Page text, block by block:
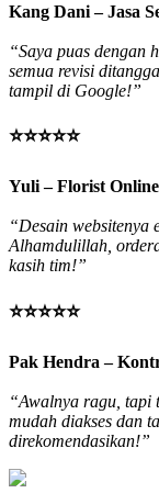
Kang Dani – Jasa
“Saya puas dengan
semua revisi
tampil di Google!”
⭐⭐⭐⭐⭐
Yuli – Florist
“Desain websitenya
Alhamdulillah,
kasih tim!”
⭐⭐⭐⭐⭐
Pak Hendra –
“Awalnya ragu, tapi
mudah diakses dan
direkomendasikan!”